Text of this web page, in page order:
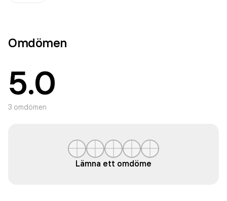
Omdömen
5.0
3 omdömen
Lämna ett omdöme